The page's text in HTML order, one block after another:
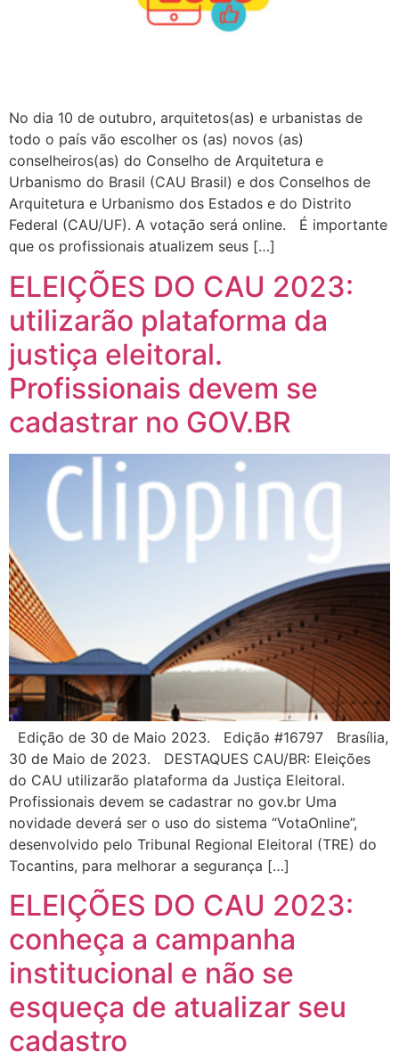
No dia 10 de outubro, arquitetos(as) e urbanistas de
todo o país vão escolher os (as) novos (as)
conselheiros(as) do Conselho de Arquitetura e
Urbanismo do Brasil (CAU Brasil) e dos Conselhos de
Arquitetura e Urbanismo dos Estados e do Distrito
Federal (CAU/UF). A votação será online. É importante
que os profissionais atualizem seus […]
ELEIÇÕES DO CAU 2023:
utilizarão plataforma da
justiça eleitoral.
Profissionais devem se
cadastrar no GOV.BR
Edição de 30 de Maio 2023. Edição #16797 Brasília,
30 de Maio de 2023. DESTAQUES CAU/BR: Eleições
do CAU utilizarão plataforma da Justiça Eleitoral.
Profissionais devem se cadastrar no gov.br Uma
novidade deverá ser o uso do sistema “VotaOnline”,
desenvolvido pelo Tribunal Regional Eleitoral (TRE) do
Tocantins, para melhorar a segurança […]
ELEIÇÕES DO CAU 2023:
conheça a campanha
institucional e não se
esqueça de atualizar seu
cadastro